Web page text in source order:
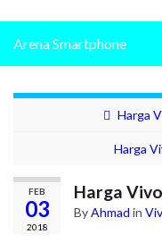
Arena Smartphone
Harga
Harga
FEB
03
2018
Harga
ByAhmad in